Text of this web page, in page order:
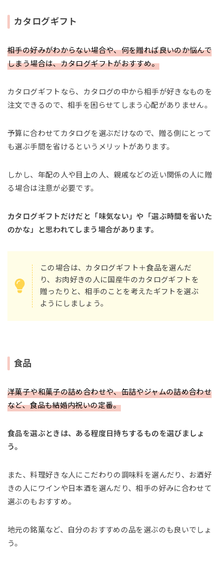
カタログギフト
相手の好みがわからない場合や、何を贈れば良いのか悩んで
しまう場合は、カタログギフトがおすすめ。
カタログギフトなら、カタログの中から相手が好きなものを
注文できるので、相手を困らせてしまう心配がありません。
予算に合わせてカタログを選ぶだけなので、贈る側にとって
も選ぶ手間を省けるというメリットがあります。
しかし、年配の人や目上の人、親戚などの近い関係の人に贈
る場合は注意が必要です。
カタログギフトだけだと「味気ない」や「選ぶ時間を省いた
のかな」と思われてしまう場合があります。
この場合は、カタログギフト＋食品を選んだ
り、お肉好きの人に国産牛のカタログギフトを
贈ったりと、相手のことを考えたギフトを選ぶ
ようにしましょう。
食品
洋菓子や和菓子の詰め合わせや、缶詰やジャムの詰め合わせ
など、食品も結婚内祝いの定番。
食品を選ぶときは、ある程度日持ちするものを選びましょ
う。
また、料理好きな人にこだわりの調味料を選んだり、お酒好
きの人にワインや日本酒を選んだり、相手の好みに合わせて
選ぶのもおすすめ。
地元の銘菓など、自分のおすすめの品を選ぶのも良いでしょ
う。